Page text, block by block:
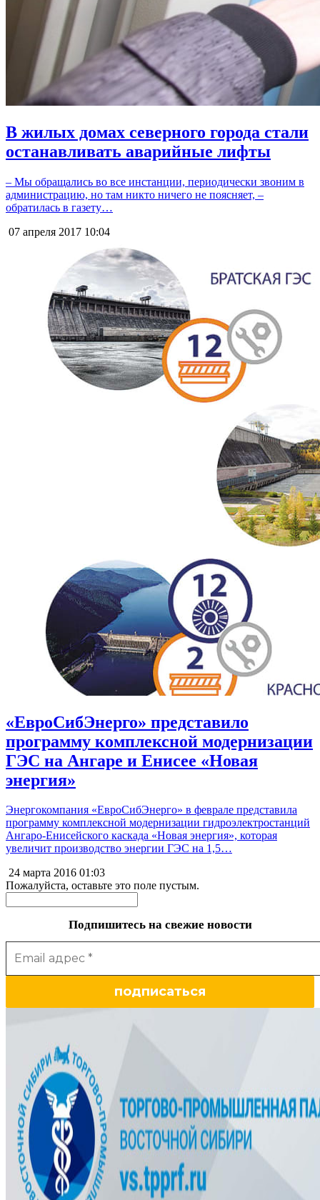
В жилых домах северного города стали
останавливать аварийные лифты
– Мы обращались во все инстанции, периодически звоним в
администрацию, но там никто ничего не поясняет, –
обратилась в газету…
07 апреля 2017 10:04
«ЕвроСибЭнерго» представило
программу комплексной модернизации
ГЭС на Ангаре и Енисее «Новая
энергия»
Энергокомпания «ЕвроСибЭнерго» в феврале представила
программу комплексной модернизации гидроэлектростанций
Ангаро-Енисейского каскада «Новая энергия», которая
увеличит производство энергии ГЭС на 1,5…
24 марта 2016 01:03
Пожалуйста, оставьте это поле пустым.
Подпишитесь на свежие новости